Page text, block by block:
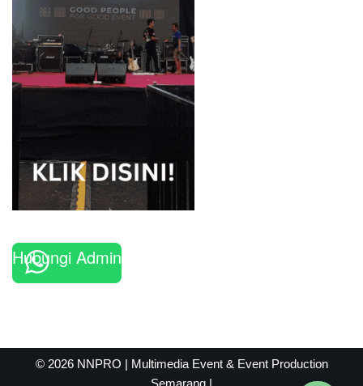
Hubungi Admin
© 2026 NNPRO | Multimedia Event & Event Production